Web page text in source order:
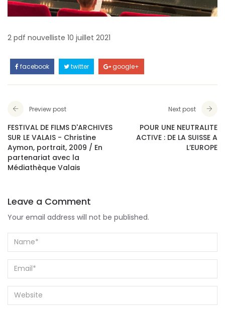
2 pdf nouvelliste 10 juillet 2021
facebook twitter google+
Preview post
FESTIVAL DE FILMS D'ARCHIVES
SUR LE VALAIS - Christine
Aymon, portrait, 2009 / En
partenariat avec la
Médiathèque Valais
Next post
POUR UNE NEUTRALITE
ACTIVE : DE LA SUISSE A
L’EUROPE
Leave a Comment
Your email address will not be published.